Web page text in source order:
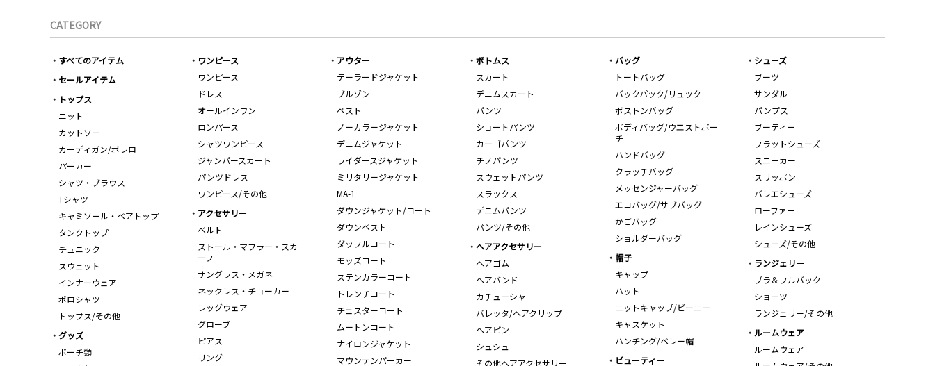
CATEGORY
すべてのアイテム
セールアイテム
トップス
ニット
カットソー
カーディガン/ボレロ
パーカー
シャツ・ブラウス
Tシャツ
キャミソール・ベアトップ
タンクトップ
チュニック
スウェット
インナーウェア
ポロシャツ
トップス/その他
ワンピース
ワンピース
ドレス
オールインワン
ロンパース
シャツワンピース
ジャンパースカート
パンツドレス
ワンピース/その他
アウター
テーラードジャケット
ブルゾン
ベスト
ノーカラージャケット
デニムジャケット
ライダースジャケット
ミリタリージャケット
MA-1
ダウンジャケット/コート
ダウンベスト
ダッフルコート
モッズコート
ステンカラーコート
トレンチコート
チェスターコート
ムートンコート
ナイロンジャケット
マウンテンパーカー
ボトムス
スカート
デニムスカート
パンツ
ショートパンツ
カーゴパンツ
チノパンツ
スウェットパンツ
スラックス
デニムパンツ
パンツ/その他
バッグ
トートバッグ
バックパック/リュック
ボストンバッグ
ボディバッグ/ウエストポー
チ
ハンドバッグ
クラッチバッグ
メッセンジャーバッグ
エコバッグ/サブバッグ
かごバッグ
ショルダーバッグ
シューズ
ブーツ
サンダル
パンプス
ブーティー
フラットシューズ
スニーカー
スリッポン
バレエシューズ
ローファー
レインシューズ
シューズ/その他
アクセサリー
ベルト
ストール・マフラー・スカ
ーフ
サングラス・メガネ
ネックレス・チョーカー
レッグウェア
グローブ
ピアス
リング
ヘアアクセサリー
ヘアゴム
ヘアバンド
カチューシャ
バレッタ/ヘアクリップ
ヘアピン
シュシュ
その他ヘアアクセサリー
帽子
キャップ
ハット
ニットキャップ/ビーニー
キャスケット
ハンチング/ベレー帽
ランジェリー
ブラ＆フルバック
ショーツ
ランジェリー/その他
ルームウェア
ルームウェア
グッズ
ポーチ類
ビューティー